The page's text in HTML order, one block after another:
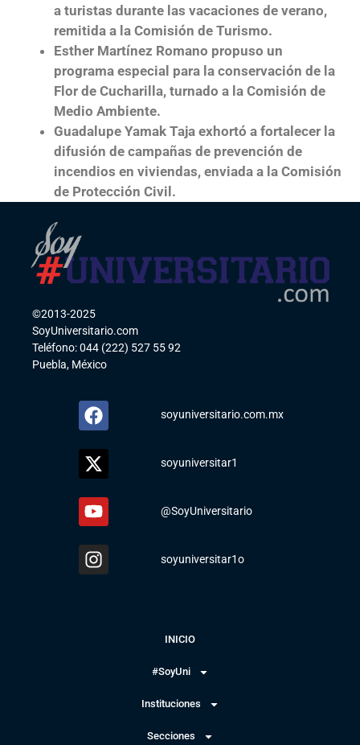
a turistas durante las vacaciones de verano,
remitida a la Comisión de Turismo.
Esther Martínez Romano propuso un
programa especial para la conservación de la
Flor de Cucharilla, turnado a la Comisión de
Medio Ambiente.
Guadalupe Yamak Taja exhortó a fortalecer la
difusión de campañas de prevención de
incendios en viviendas, enviada a la Comisión
de Protección Civil.
©2013-2025
SoyUniversitario.com
Teléfono: 044 (222) 527 55 92
Puebla, México
soyuniversitario.com.mx
soyuniversitar1
@SoyUniversitario
soyuniversitar1o
INICIO
#SoyUni
Instituciones
Secciones